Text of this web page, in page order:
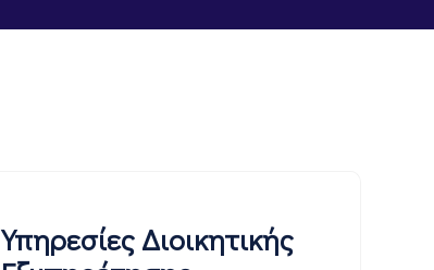
Υπηρεσίες Διοικητικής